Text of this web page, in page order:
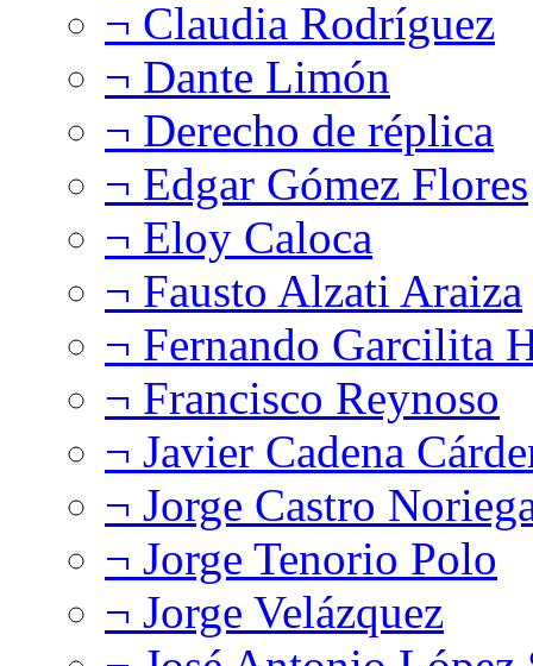
¬ Claudia Rodríguez
¬ Dante Limón
¬ Derecho de réplica
¬ Edgar Gómez Flores
¬ Eloy Caloca
¬ Fausto Alzati Araiza
¬ Fernando Garcilita
¬ Francisco Reynoso
¬ Javier Cadena
¬ Jorge Castro
¬ Jorge Tenorio Polo
¬ Jorge Velázquez